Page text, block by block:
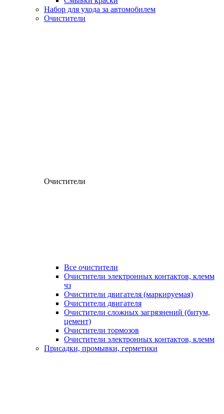
Набор для ухода за автомобилем
Очистители
Очистители
Все очистители
Очистители электронных контактов, клемм
чз
Очистители двигателя (маркируемая)
Очистители двигателя
Очистители сложных загрязнений (битум,
цемент)
Очистители тормозов
Очистители электронных контактов, клемм
Присадки, промывки, герметики